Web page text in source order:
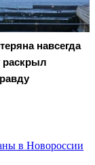
нaвceгдa
рacкрыл
в Новороссии